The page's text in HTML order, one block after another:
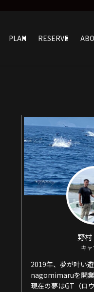
PLAN RESERVE
野
キ
2019年、夢が叶い
nagomimaruを開業
現在の夢はGT（ロ